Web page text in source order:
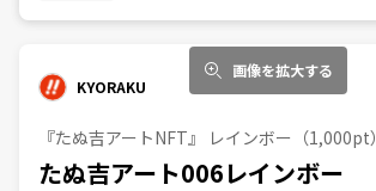
画像を拡大する
KYORAKU
『たぬ吉アートNFT』 レインボー（1,000pt）
たぬ吉アート006レインボー